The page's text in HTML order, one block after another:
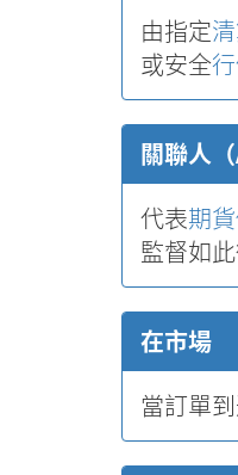
由指定
或安全
關聯人（
代表期
監督如
在市場
當訂單